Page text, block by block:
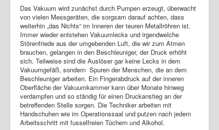
Das Vakuum wird zunächst durch Pumpen erzeugt, überwacht
von vielen Messgeräten, die sorgsam darauf achten, dass
weiterhin „das Nichts“ im Inneren der teuren Metallröhren ist.
Immer wieder entstehen Vakuumlecks und irgendwelche
Störenfriede aus der umgebenden Luft, die wir zum Atmen
brauchen, gelangen in den Beschleuniger, der Druck erhöht
sich. Teilweise sind die Auslöser gar keine Lecks in dem
Vakuumgefäß, sondern Spuren der Menschen, die an dem
Beschleuniger arbeiten. Ein Fingerabdruck auf der inneren
Oberfläche der Vakuumkammer kann über Monate hinweg
verdampfen und so ständig für einen Druckanstieg an der
betreffenden Stelle sorgen. Die Techniker arbeiten mit
Handschuhen wie im Operationssaal und putzen nach jedem
Arbeitsschritt mit fusselfreien Tüchern und Alkohol.